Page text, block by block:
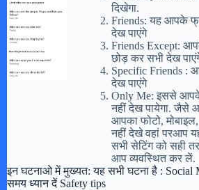
दिखेगा.
Friends: यह आपके
देख पाएंगे
Friends Except:
छोड़ कर सभी देख
Specific Friends :
देख पाएंगे
Only Me: इससे
नहीं देख पायेगा. जैसे
आपका फोटो,
नहीं देखे वहां परआप
सभी सेटिंग को सही
आप व्यवस्थित कर लें.
इन घटनाओ में मुख्यत: यह सभी घटना है : Social
समय ध्यान दें Safety tips